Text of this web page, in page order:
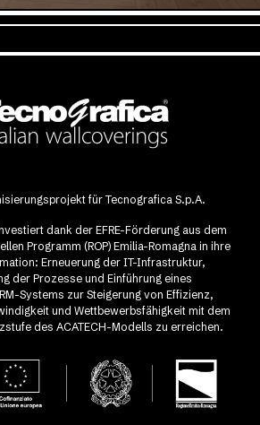
für Tecnografica S.p.A.
dank der EFRE-Förderung aus dem
Programm (ROP) Emilia-Romagna in ihre
Erneuerung der IT-Infrastruktur,
der Prozesse und Einführung eines
Systems zur Steigerung von Effizienz,
und Wettbewerbsfähigkeit mit dem
des ACATECH-Modells zu erreichen.